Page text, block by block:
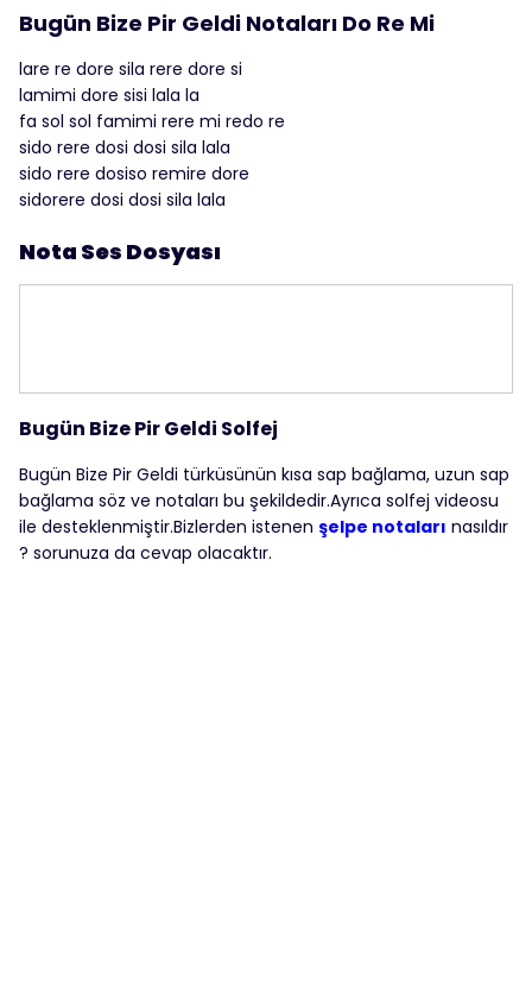
Bugün Bize Pir Geldi Notaları Do Re Mi
lare re dore sila rere dore si
lamimi dore sisi lala la
fa sol sol famimi rere mi redo re
sido rere dosi dosi sila lala
sido rere dosiso remire dore
sidorere dosi dosi sila lala
Nota Ses Dosyası
Bugün Bize Pir Geldi Solfej
Bugün Bize Pir Geldi türküsünün kısa sap bağlama, uzun sap
bağlama söz ve notaları bu şekildedir.Ayrıca solfej videosu
ile desteklenmiştir.Bizlerden istenen şelpe notaları nasıldır
? sorunuza da cevap olacaktır.